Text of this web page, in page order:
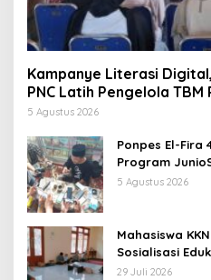
Kampanye Literasi
PNC Latih Pengelola
Majenang Produksi
5 Agustus 2026
Ponpes El-Fira
Program
Digital
5 Agustus 2026
Mahasiswa
Sosialisasi
Tanggap Ular
29 Juli 2026